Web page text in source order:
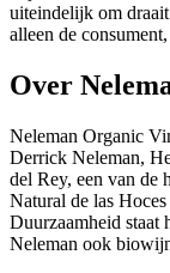
uiteindelijk om
alleen de
Over
Neleman Organic
Derrick Neleman,
del Rey, een van de
Natural de las
Duurzaamheid staat
Neleman ook